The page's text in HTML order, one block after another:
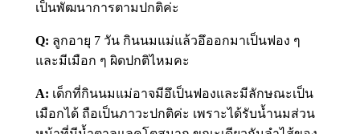
เป็นพัฒนาการตามปกติค่ะ
Q: ลูกอายุ 7 วัน กินนมแม่แล้วอึออกมาเป็นฟอง ๆ
และมีเมือก ๆ ผิดปกติไหมคะ
A: เด็กที่กินนมแม่อาจมีอึเป็นฟองและมีลักษณะเป็น
เมือกได้ ถือเป็นภาวะปกติค่ะ เพราะได้รับน้ำนมส่วน